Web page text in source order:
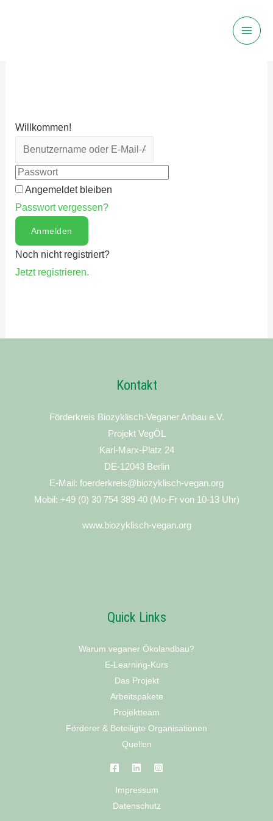
Main
Willkommen!
Angemeldet bleiben
Passwort vergessen?
Anmelden
Noch nicht registriert?
Jetzt registrieren.
Kontakt
Förderkreis Biozyklisch-Veganer Anbau e.V.
Projekt VegÖL
Karl-Marx-Platz 24
DE-12043 Berlin
E-Mail: foerderkreis@biozyklisch-vegan.org
Mobil: +49 (0) 30 754 389 40 (Mo-Fr von 10-13 Uhr)
www.biozyklisch-vegan.org
Quick Links
Warum veganer Ökolandbau?
E-Learning-Kurs
Das Projekt
Arbeitspakete
Projektteam
Förderer & Beteiligte Organisationen
Quellen
Impressum
Datenschutz